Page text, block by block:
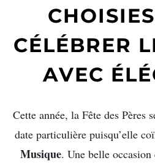
CÉLÉBRER
AVEC
Cette année, la Fête des Pères
date particulière puisqu’elle
Musique. Une belle